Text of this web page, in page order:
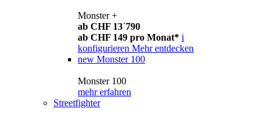
Monster +
ab CHF 13´790
ab CHF 149 pro Monat* i
konfigurieren Mehr entdecken
new Monster 100
Monster 100
mehr erfahren
Streetfighter